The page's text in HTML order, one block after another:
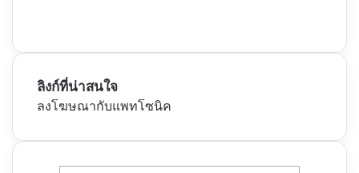
ลิงก์ที่น่าสนใจ
ลงโฆษณากับแพทโซนิค